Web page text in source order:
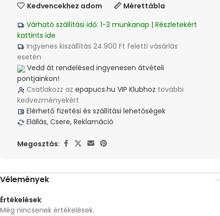
Kedvencekhez adom
Mérettábla
Várható szállítási idő: 1-3 munkanap | Részletekért
kattints ide
Ingyenes kiszállítás 24.900 Ft feletti vásárlás
esetén
Vedd át rendelésed ingyenesen átvételi
pontjainkon!
Csatlakozz az epapucs.hu VIP Klubhoz további
kedvezményekért
Elérhető fizetési és szállítási lehetőségek
Elállás, Csere, Reklamáció
Megosztás:
Vélemények
Értékelések
Még nincsenek értékelések.